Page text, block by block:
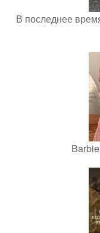
В последнее